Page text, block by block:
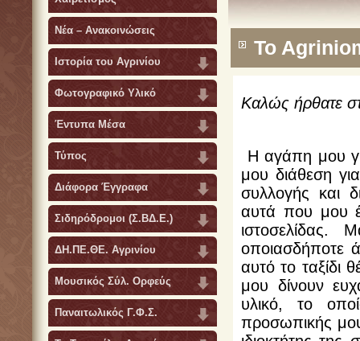
Νέα – Ανακοινώσεις
Ιστορία του Αγρινίου
Φωτογραφικό Υλικό
Έντυπα Μέσα
Τύπος
Διάφορα Έγγραφα
Σιδηρόδρομοι (Σ.ΒΔ.Ε.)
ΔΗ.ΠΕ.ΘΕ. Αγρινίου
Μουσικός Σύλ. Ορφεύς
Παναιτωλικός Γ.Φ.Σ.
To
Καλώς ήρθατε
Η αγάπη μου
μου διάθεση
συλλογής και
αυτά που μου
ιστοσελίδας.
οποιασδήποτε
αυτό το ταξίδι
μου δίνουν
υλικό, το
προσωπικής